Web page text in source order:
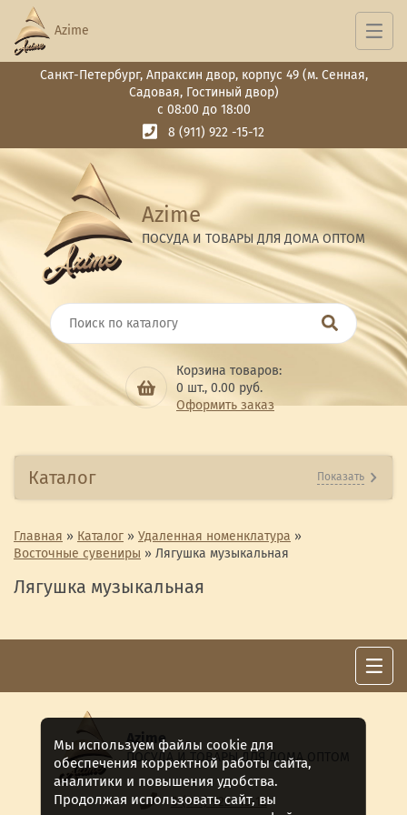
Санкт-Петербург, Апраксин двор, корпус 49 (м. Сенная,
Садовая, Гостиный двор)
с 08:00 до 18:00
8 (911) 922 -15-12
Azime
ПОСУДА И ТОВАРЫ ДЛЯ ДОМА ОПТОМ
Корзина товаров:
0 шт., 0.00 руб.
Оформить заказ
Azime
Каталог Показать
Главная » Каталог » Удаленная номенклатура »
Восточные сувениры » Лягушка музыкальная
Лягушка музыкальная
Azime
ПОСУДА И ТОВАРЫ ДЛЯ ДОМА ОПТОМ
8 (911) 922 -15-12
Мы используем файлы cookie для
обеспечения корректной работы сайта,
аналитики и повышения удобства.
Продолжая использовать сайт, вы